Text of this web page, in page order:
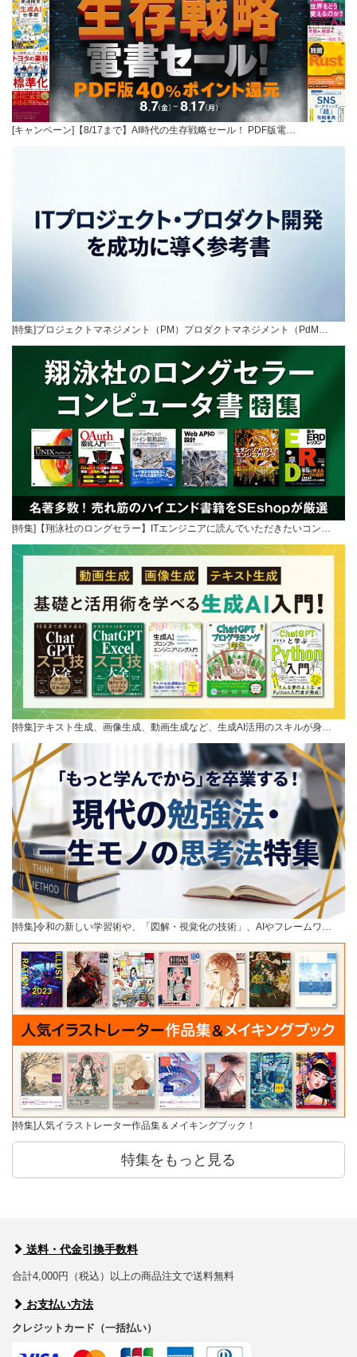
[キャンペーン]【8/17まで】AI時代の生存戦略セール！ PDF版電…
[特集]プロジェクトマネジメント（PM）プロダクトマネジメント（PdM…
[特集]【翔泳社のロングセラー】ITエンジニアに読んでいただきたいコン…
[特集]テキスト生成、画像生成、動画生成など、生成AI活用のスキルが身…
[特集]令和の新しい学習術や、「図解・視覚化の技術」、AIやフレームワ…
[特集]人気イラストレーター作品集＆メイキングブック！
特集をもっと見る
送料・代金引換手数料
合計4,000円（税込）以上の商品注文で送料無料
お支払い方法
クレジットカード（一括払い）